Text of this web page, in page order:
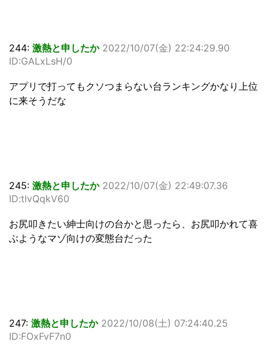
244: 激熱と申したか 2022/10/07(金) 22:24:29.90
ID:GALxLsH/0
アプリで打ってもクソつまらない台ランキングかなり上位
に来そうだな
245: 激熱と申したか 2022/10/07(金) 22:49:07.36
ID:tlvQqkV60
お尻叩きたい紳士向けの台かと思ったら、お尻叩かれて喜
ぶようなマゾ向けの変態台だった
247: 激熱と申したか 2022/10/08(土) 07:24:40.25
ID:FOxFvF7n0